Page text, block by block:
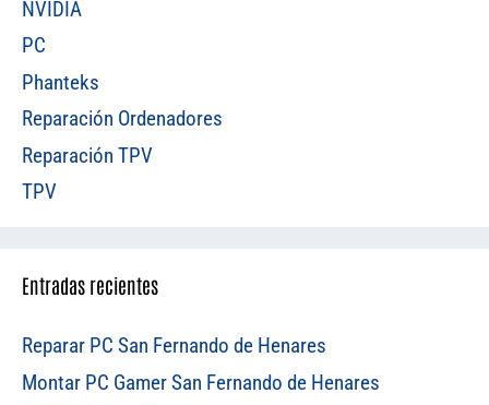
NVIDIA
PC
Phanteks
Reparación Ordenadores
Reparación TPV
TPV
Entradas recientes
Reparar PC San Fernando de Henares
Montar PC Gamer San Fernando de Henares